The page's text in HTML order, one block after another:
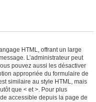
HTML, offrant un large
L’administrateur peut
pouvez aussi les désactiver
appropriée du formulaire de
similaire au style HTML, mais
que < et >. Pour plus
accessible depuis la page de